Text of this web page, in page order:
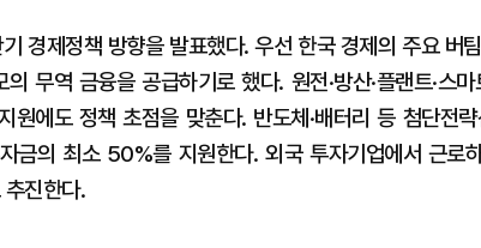
경제정책 방향을 발표했다. 우선 한국 경제의 주요 버
무역 금융을 공급하기로 했다. 원전·방산·플랜트·스
원에도 정책 초점을 맞춘다. 반도체·배터리 등 첨단전
금의 최소 50%를 지원한다. 외국 투자기업에서 근로
진한다.